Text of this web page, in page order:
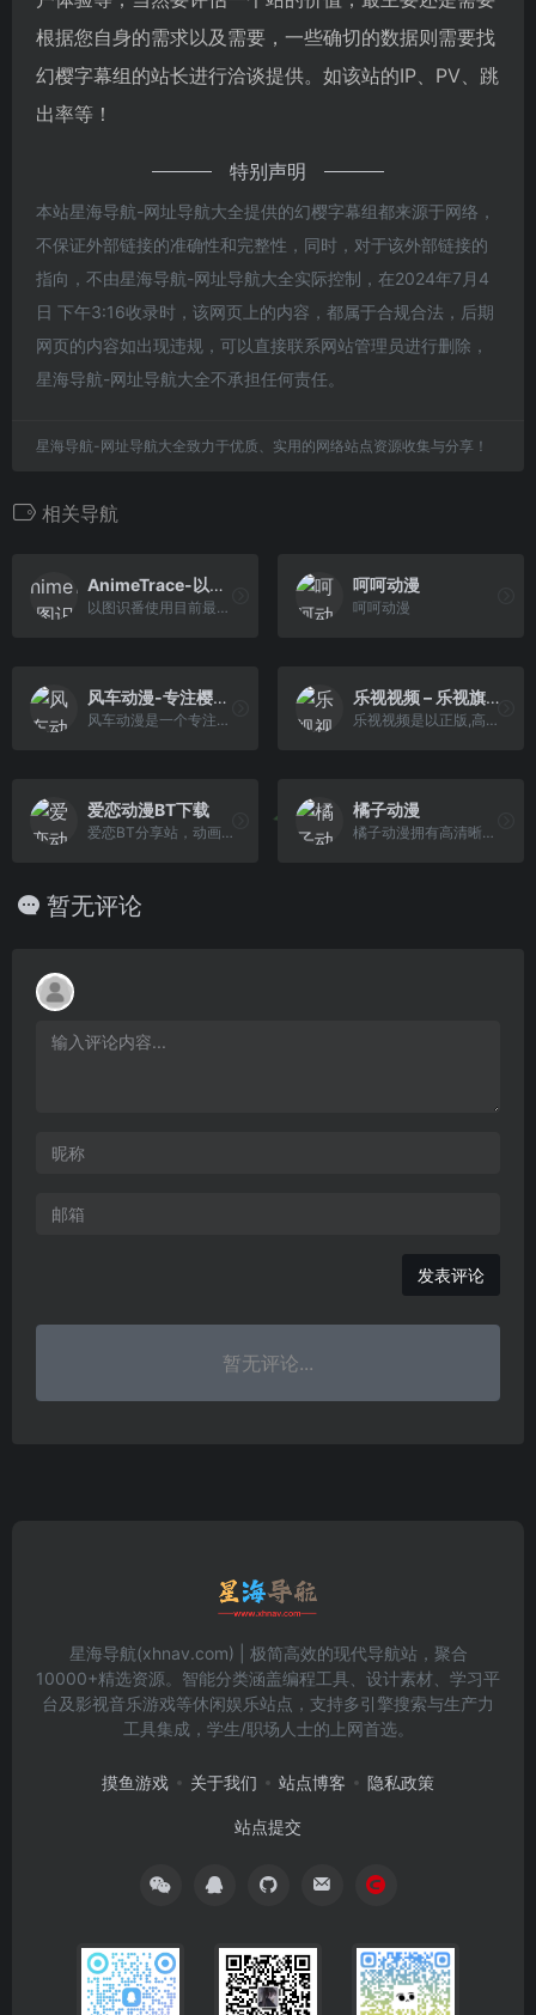
根据您自身的需求以及需要，一些确切的数据则需要找
幻樱字幕组的站长进行洽谈提供。如该站的IP、PV、跳
出率等！
特别声明
本站星海导航-网址导航大全提供的幻樱字幕组都来源于网络，
不保证外部链接的准确性和完整性，同时，对于该外部链接的
指向，不由星海导航-网址导航大全实际控制，在2024年7月4
日 下午3:16收录时，该网页上的内容，都属于合规合法，后期
网页的内容如出现违规，可以直接联系网站管理员进行删除，
星海导航-网址导航大全不承担任何责任。
星海导航-网址导航大全致力于优质、实用的网络站点资源收集与分享！
相关导航
AnimeTrace-以图识番-在线AI识番引擎|日漫识别|动漫查询|动漫基因库
以图识番使用目前最先进的AI算法,致力于将通过图片找番的成本降到最低，速度提升显著。网站提供多种可能性来最大程度的找到正确的番，本功能同样可适用于寻找人物CP。
呵呵动漫
呵呵动漫
风车动漫-专注樱花动漫的门户网站-风车动漫网
风车动漫是一个专注樱花动漫...
乐视视频 – 乐视旗下专业的影视剧视频网站_高清视频在线观看
乐视视频是以正版,高清影视剧为主的视频门户,乐视旗下专业影视剧视频网站。为用户提供正版高清电影,电视剧,动漫,综艺等视频在线观看,以及视频分享,视频搜索等服务
爱恋动漫BT下载
爱恋BT分享站，动画～漫画～游戏～动漫音乐～片源（RAW）～各类ACG资源聚集地～欢迎各大佬发布入驻
橘子动漫
橘子动漫拥有高清晰画质的在...
暂无评论
发表评论
暂无评论...
星海导航(xhnav.com) | 极简高效的现代导航站，聚合
10000+精选资源。智能分类涵盖编程工具、设计素材、学习平
台及影视音乐游戏等休闲娱乐站点，支持多引擎搜索与生产力
工具集成，学生/职场人士的上网首选。
摸鱼游戏 关于我们 站点博客 隐私政策
站点提交